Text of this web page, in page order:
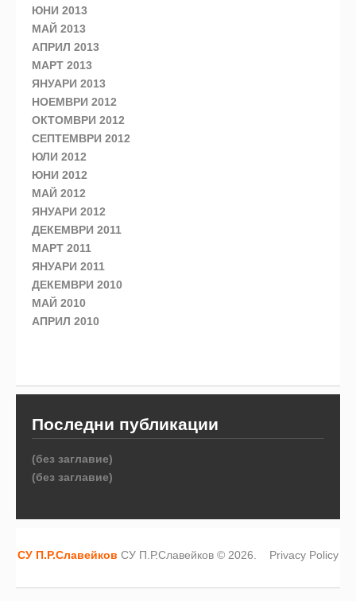
ЮНИ 2013
МАЙ 2013
АПРИЛ 2013
МАРТ 2013
ЯНУАРИ 2013
НОЕМВРИ 2012
ОКТОМВРИ 2012
СЕПТЕМВРИ 2012
ЮЛИ 2012
ЮНИ 2012
МАЙ 2012
ЯНУАРИ 2012
ДЕКЕМВРИ 2011
МАРТ 2011
ЯНУАРИ 2011
ДЕКЕМВРИ 2010
МАЙ 2010
АПРИЛ 2010
Последни публикации
(без заглавие)
(без заглавие)
СУ П.Р.Славейков СУ П.Р.Славейков © 2026. Privacy Policy